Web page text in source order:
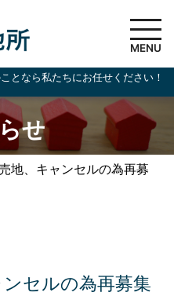
MENU
となら私たちにお任せください！
せ
地、キャンセルの為再募
セルの為再募集